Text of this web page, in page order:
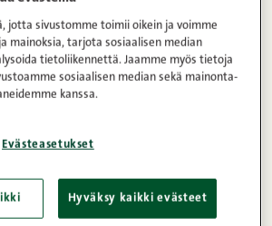
jotta sivustomme toimii oikein ja voimme
mainoksia, tarjota sosiaalisen median
tietoliikennettä. Jaamme myös tietoja
sosiaalisen median sekä mainonta-
kanssa.
Evästeasetukset
Hyväksy kaikki evästeet